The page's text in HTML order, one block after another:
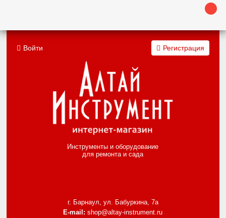
Инструменты и оборудование
для ремонта и сада
г. Барнаул, ул. Бабуркина, 7а
E-mail: shop@altay-instrument.ru
Войти Регистрация